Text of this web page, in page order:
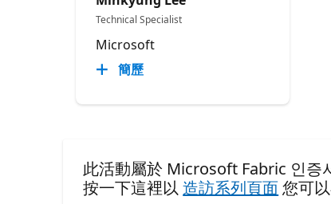
Technical Specialist
Microsoft
簡歷
此活動屬於 Microsoft Fabric 인증
按一下這裡以造訪系列頁面 您可